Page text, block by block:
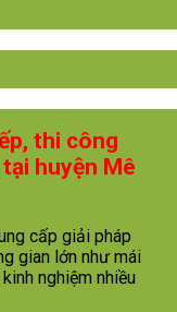
thi công
huyện Mê
cấp giải pháp
gian lớn như mái
nghiệm nhiều